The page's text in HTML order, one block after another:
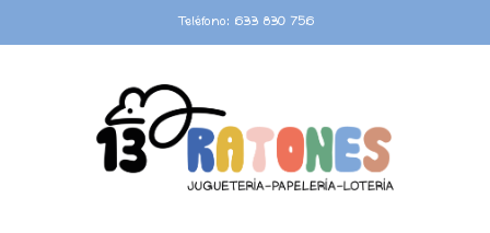
Teléfono: 633 830 756